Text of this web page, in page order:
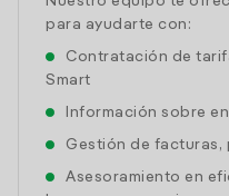
para ayudarte con:
Contratación de
Smart
Información sobre
Gestión de facturas,
Asesoramiento en